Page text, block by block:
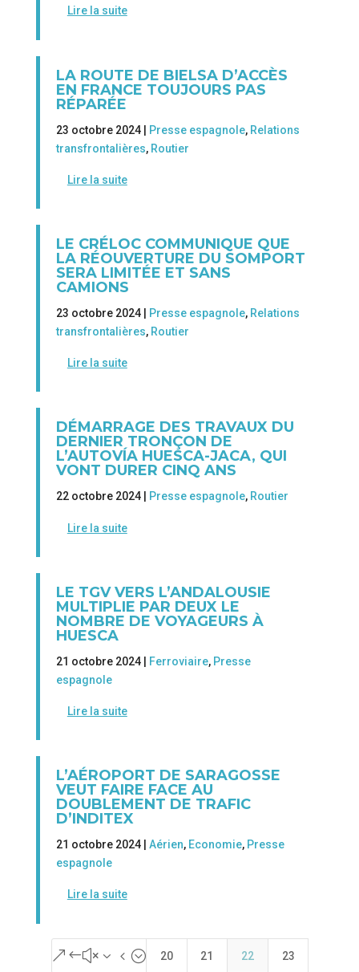
Lire la suite
LA ROUTE DE BIELSA D’ACCÈS
EN FRANCE TOUJOURS PAS
RÉPARÉE
23 octobre 2024 | Presse espagnole, Relations
transfrontalières, Routier
Lire la suite
LE CRÉLOC COMMUNIQUE QUE
LA RÉOUVERTURE DU SOMPORT
SERA LIMITÉE ET SANS
CAMIONS
23 octobre 2024 | Presse espagnole, Relations
transfrontalières, Routier
Lire la suite
DÉMARRAGE DES TRAVAUX DU
DERNIER TRONÇON DE
L’AUTOVÍA HUESCA-JACA, QUI
VONT DURER CINQ ANS
22 octobre 2024 | Presse espagnole, Routier
Lire la suite
LE TGV VERS L’ANDALOUSIE
MULTIPLIE PAR DEUX LE
NOMBRE DE VOYAGEURS À
HUESCA
21 octobre 2024 | Ferroviaire, Presse
espagnole
Lire la suite
L’AÉROPORT DE SARAGOSSE
VEUT FAIRE FACE AU
DOUBLEMENT DE TRAFIC
D’INDITEX
21 octobre 2024 | Aérien, Economie, Presse
espagnole
Lire la suite
&#x34; 20 21 22 23